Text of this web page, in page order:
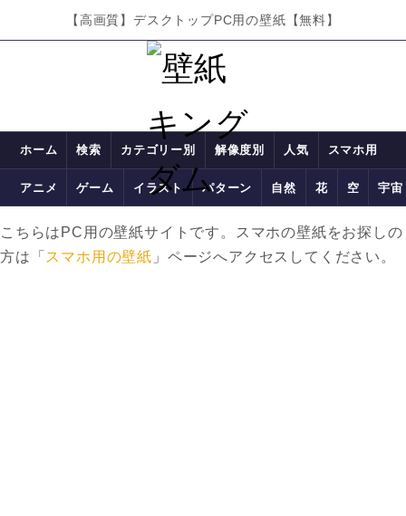
【高画質】デスクトップPC用の壁紙【無料】
ホーム 検索 カテゴリー別 解像度別 人気 スマホ用
アニメ ゲーム イラスト パターン 自然 花 空 宇宙
こちらはPC用の壁紙サイトです。スマホの壁紙をお探しの
方は「 スマホ用の壁紙 」ページへアクセスしてください。